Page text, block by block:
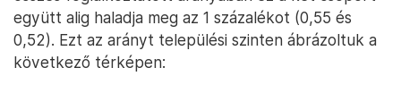
együtt alig haladja meg az 1 százalékot (0,55 és
0,52). Ezt az arányt települési szinten ábrázoltuk a
következő térképen: